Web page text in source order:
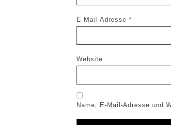
E-Mail-Adresse *
Website
Name, E-Mail-Adresse und